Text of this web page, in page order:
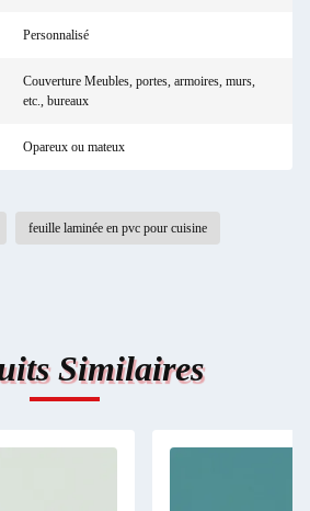
Personnalisé
Couverture Meubles, portes, armoires, murs,
etc., bureaux
Opareux ou mateux
feuille laminée en pvc pour cuisine
Similaires